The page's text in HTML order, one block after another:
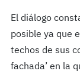
El diálogo
posible ya que
techos de sus
fachada’ en la